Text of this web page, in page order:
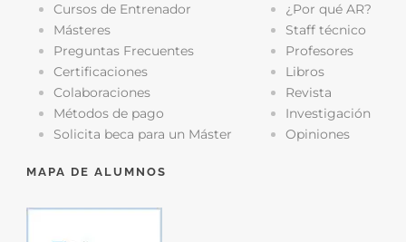
Cursos de Entrenador
Másteres
Preguntas Frecuentes
Certificaciones
Colaboraciones
Métodos de pago
Solicita beca para un Máster
¿Por qué AR?
Staff técnico
Profesores
Libros
Revista
Investigación
Opiniones
MAPA DE ALUMNOS